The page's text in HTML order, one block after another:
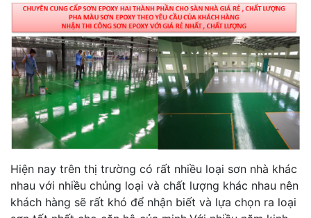
Hiện nay trên thị trường có rất nhiều loại sơn nhà khác
nhau với nhiều chủng loại và chất lượng khác nhau nên
khách hàng sẽ rất khó để nhận biết và lựa chọn ra loại